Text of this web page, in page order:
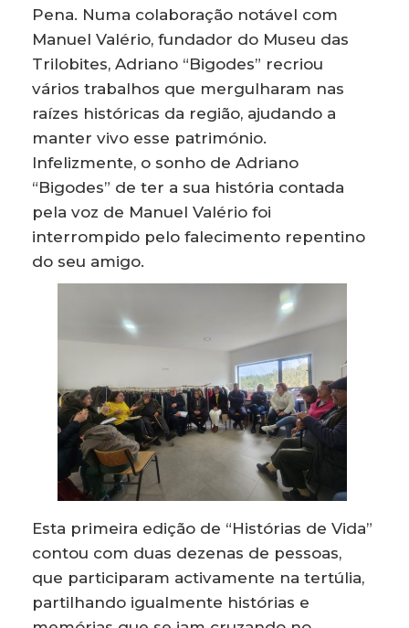
Pena. Numa colaboração notável com
Manuel Valério, fundador do Museu das
Trilobites, Adriano “Bigodes” recriou
vários trabalhos que mergulharam nas
raízes históricas da região, ajudando a
manter vivo esse património.
Infelizmente, o sonho de Adriano
“Bigodes” de ter a sua história contada
pela voz de Manuel Valério foi
interrompido pelo falecimento repentino
do seu amigo.
Esta primeira edição de “Histórias de Vida”
contou com duas dezenas de pessoas,
que participaram activamente na tertúlia,
partilhando igualmente histórias e